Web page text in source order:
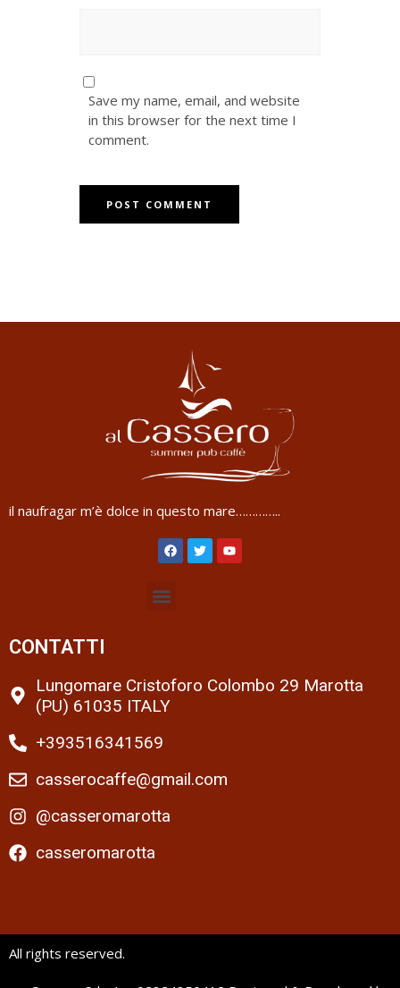
Save my name, email, and website
in this browser for the next time I
comment.
il naufragar m’è dolce in questo mare…………..
CONTATTI
Lungomare Cristoforo Colombo 29 Marotta
(PU) 61035 ITALY
+393516341569
casserocaffe@gmail.com
@casseromarotta
casseromarotta
All rights reserved.